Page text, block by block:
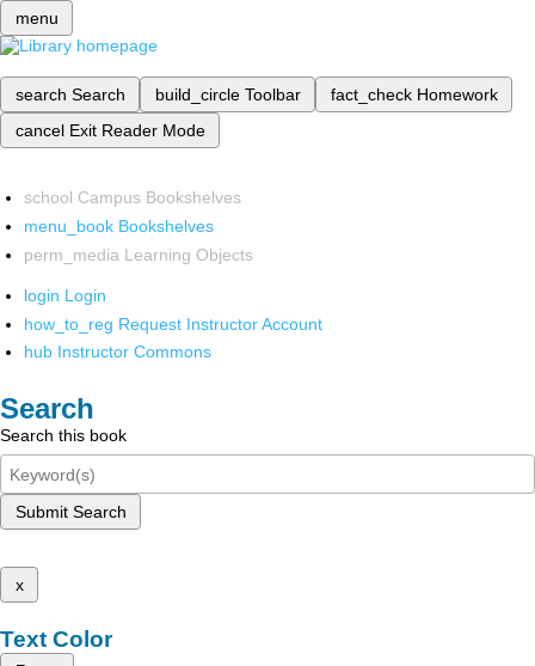
menu
search Search build_circle Toolbar fact_check Homework
cancel Exit Reader Mode
school Campus Bookshelves
menu_book Bookshelves
perm_media Learning Objects
login Login
how_to_reg Request Instructor Account
hub Instructor Commons
Search
Search this book
Submit Search
x
Text Color